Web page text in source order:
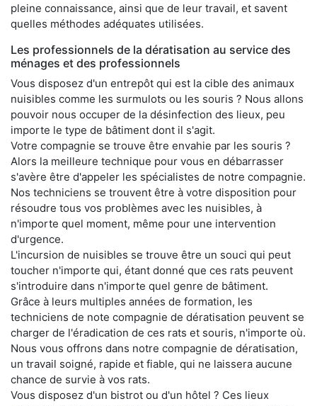
pleine connaissance, ainsi que de leur travail, et savent
quelles méthodes adéquates utilisées.
Les professionnels de la dératisation au service des
ménages et des professionnels
Vous disposez d'un entrepôt qui est la cible des animaux
nuisibles comme les surmulots ou les souris ? Nous allons
pouvoir nous occuper de la désinfection des lieux, peu
importe le type de bâtiment dont il s'agit.
Votre compagnie se trouve être envahie par les souris ?
Alors la meilleure technique pour vous en débarrasser
s'avère être d'appeler les spécialistes de notre compagnie.
Nos techniciens se trouvent être à votre disposition pour
résoudre tous vos problèmes avec les nuisibles, à
n'importe quel moment, même pour une intervention
d'urgence.
L'incursion de nuisibles se trouve être un souci qui peut
toucher n'importe qui, étant donné que ces rats peuvent
s'introduire dans n'importe quel genre de bâtiment.
Grâce à leurs multiples années de formation, les
techniciens de note compagnie de dératisation peuvent se
charger de l'éradication de ces rats et souris, n'importe où.
Nous vous offrons dans notre compagnie de dératisation,
un travail soigné, rapide et fiable, qui ne laissera aucune
chance de survie à vos rats.
Vous disposez d'un bistrot ou d'un hôtel ? Ces lieux